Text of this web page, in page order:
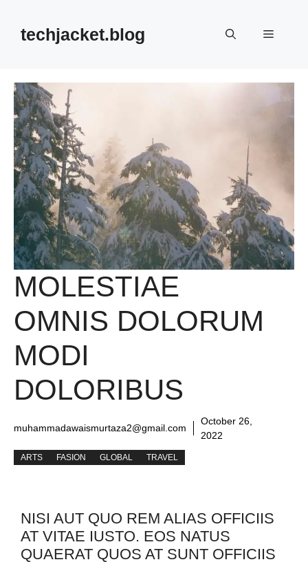
contenttechjacket.blog Menu
MOLESTIAE
OMNIS DOLORUM
MODI
DOLORIBUS
muhammadawaismurtaza2@gmail.com
October 26,
2022
ARTS FASION GLOBAL TRAVEL
NISI AUT QUO REM ALIAS OFFICIIS
AT VITAE IUSTO. EOS NATUS
QUAERAT QUOS AT SUNT OFFICIIS